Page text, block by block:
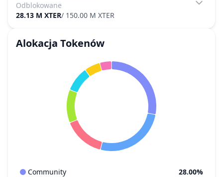
Odblokowane
28.13 M XTER/ 150.00 M XTER
Alokacja Tokenów
Community
28.00%